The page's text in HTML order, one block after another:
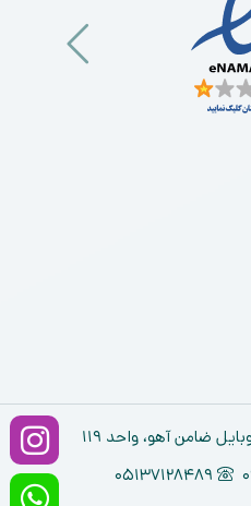
ضامن آهو، واحد ۱۱۹
05137128489